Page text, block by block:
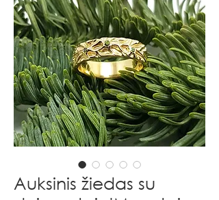
Auksinis žiedas su